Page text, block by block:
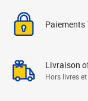
Paiements
Livraison
Hors livres